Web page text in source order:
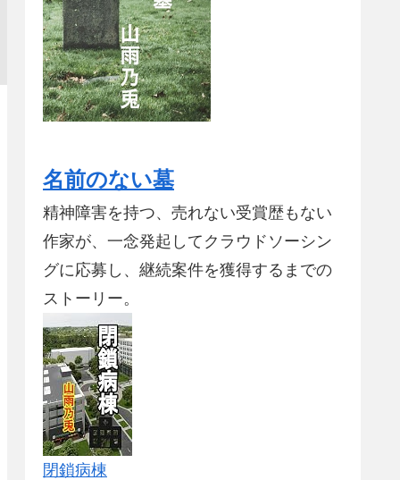
名前のない墓
精神障害を持つ、売れない受賞歴もない
作家が、一念発起してクラウドソーシン
グに応募し、継続案件を獲得するまでの
ストーリー。
閉鎖病棟